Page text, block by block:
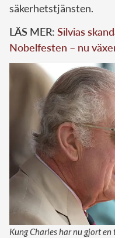
säkerhetstjänsten.
LÄS MER: Silvias
Nobelfesten – nu
Kung Charles har nu gjort